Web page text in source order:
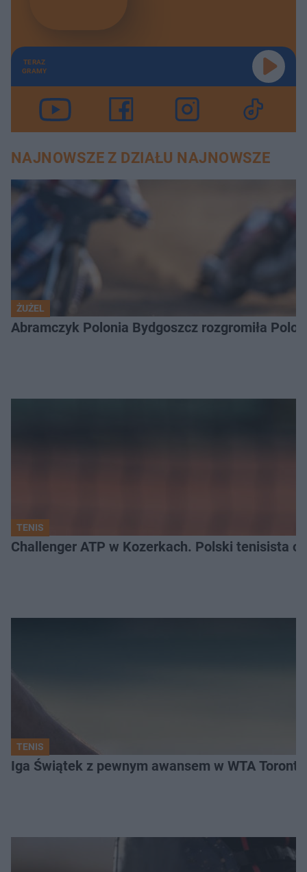
TERAZ
GRAMY
NAJNOWSZE Z DZIAŁU NAJNOWSZE
ŻUŻEL
Abramczyk Polonia Bydgoszcz rozgromiła
TENIS
Challenger ATP w Kozerkach. Polski tenisista
TENIS
Iga Świątek z pewnym awansem w WTA